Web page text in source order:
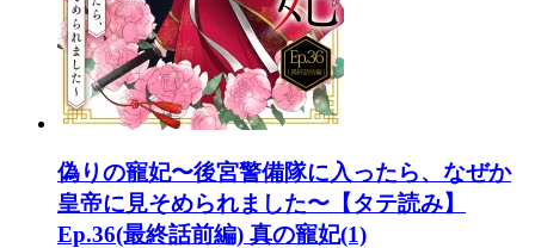
偽りの寵妃〜後宮警備隊に入ったら、なぜか
皇帝に見そめられました〜【タテ読み】
Ep.36(最終話前編) 真の寵妃(1)